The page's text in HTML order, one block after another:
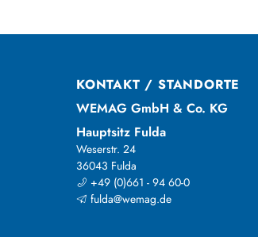
KONTAKT / STANDORTE
WEMAG GmbH & Co. KG
Hauptsitz Fulda
Weserstr. 24
36043 Fulda
+49 (0)661 - 94 60-0
fulda@wemag.de